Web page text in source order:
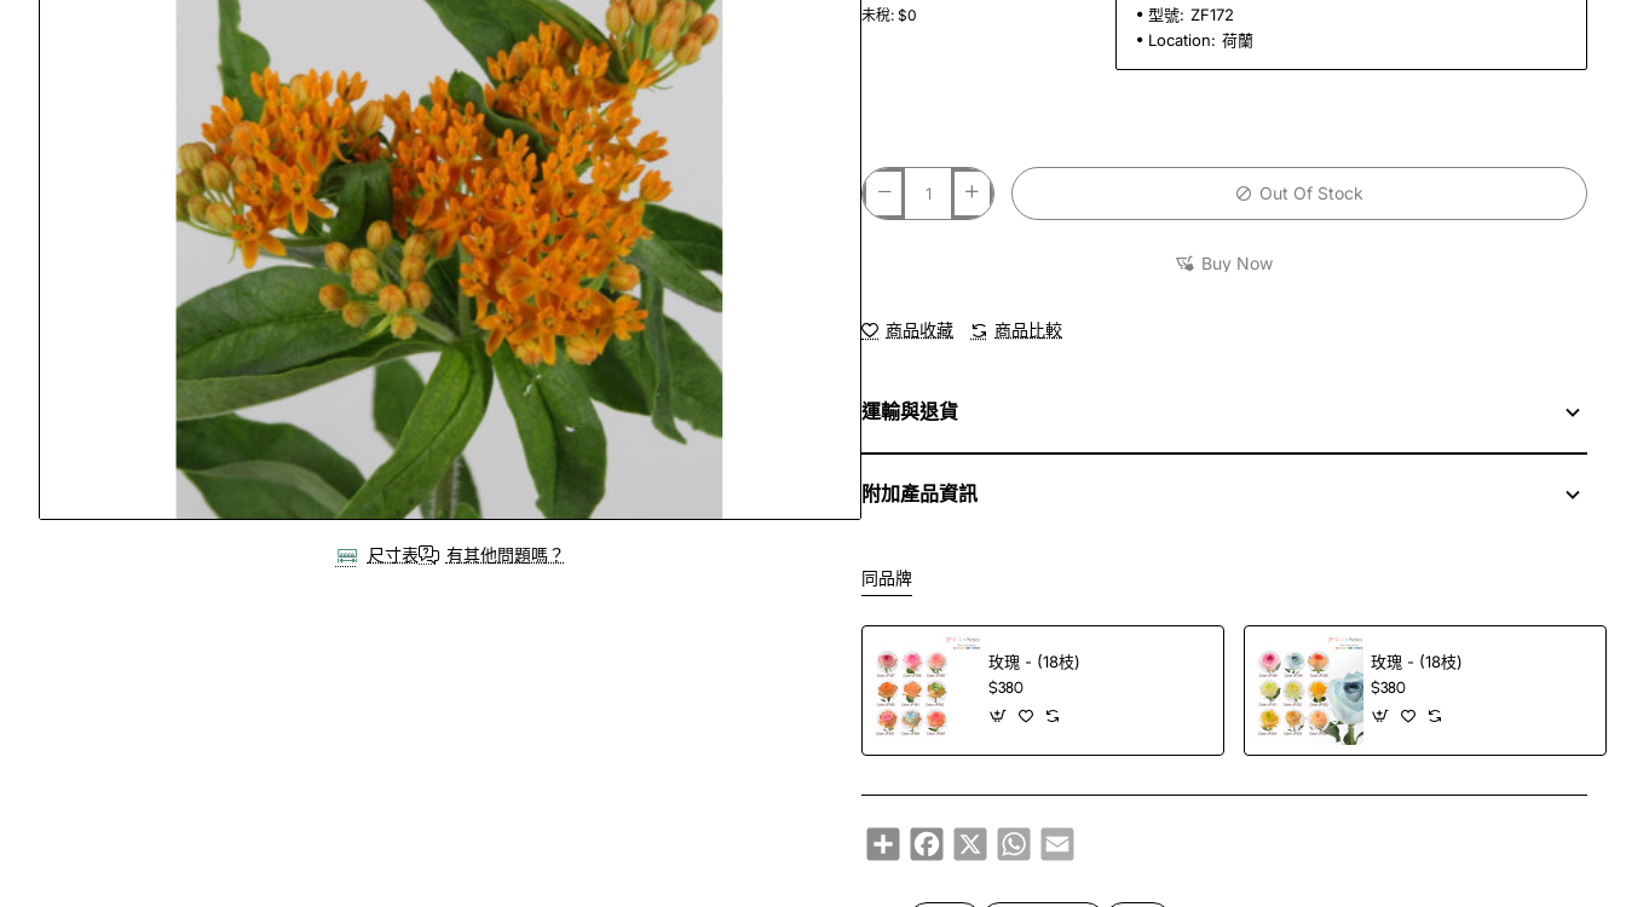
尺寸表 有其他問題嗎？
未稅: $0
型號: ZF172
Location: 荷蘭
Out Of Stock
Buy Now
商品收藏 商品比較
運輸與退貨
附加產品資訊
同品牌
玫瑰 - (18枝)
$380
玫瑰 - (18枝)
$380
ShareFacebook
X WhatsApp
Email